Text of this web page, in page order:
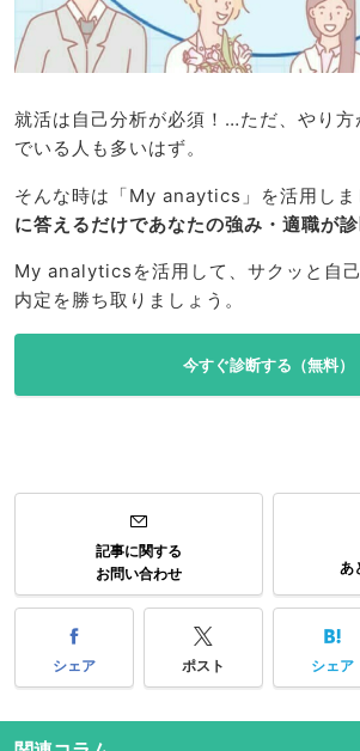
就活は自己分析が必須！…ただ、やり方
でいる人も多いはず。
そんな時は「My anaytics」を活用しま
に答えるだけであなたの強み・適職が
My analyticsを活用して、サクッと自己
内定を勝ち取りましょう。
今すぐ診断する（無料）
記事に関する
お問い合わせ
あ
シェア ポスト シェア